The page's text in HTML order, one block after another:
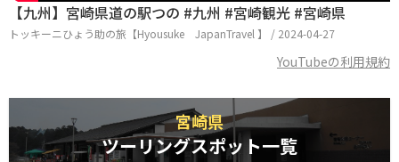
【九州】宮崎県道の駅つの #九州 #宮崎観光 #宮崎県
トッキーニひょう助の旅【Hyousuke JapanTravel 】 / 2024-04-27
YouTubeの利用規約
宮崎県
ツーリングスポット一覧